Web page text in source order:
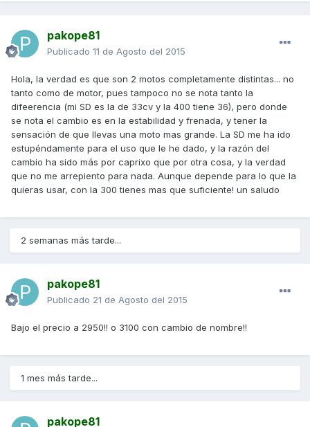
pakope81
Publicado 11 de Agosto del 2015
Hola, la verdad es que son 2 motos completamente distintas... no
tanto como de motor, pues tampoco no se nota tanto la
difeerencia (mi SD es la de 33cv y la 400 tiene 36), pero donde
se nota el cambio es en la estabilidad y frenada, y tener la
sensación de que llevas una moto mas grande. La SD me ha ido
estupéndamente para el uso que le he dado, y la razón del
cambio ha sido más por caprixo que por otra cosa, y la verdad
que no me arrepiento para nada. Aunque depende para lo que la
quieras usar, con la 300 tienes mas que suficiente! un saludo
2 semanas más tarde...
pakope81
Publicado 21 de Agosto del 2015
Bajo el precio a 2950!! o 3100 con cambio de nombre!!
1 mes más tarde...
pakope81